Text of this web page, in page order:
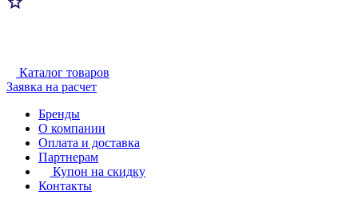
Каталог товаров
Заявка на расчет
Бренды
О компании
Оплата и доставка
Партнерам
Купон на скидку
Контакты